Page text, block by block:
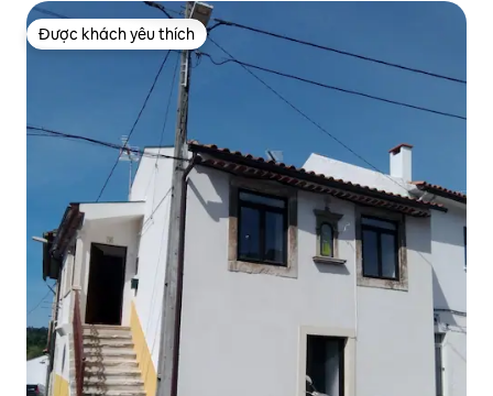
Được khách yêu thích
Được khách yêu thích